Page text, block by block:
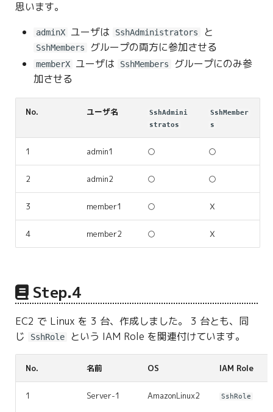
思います。
adminX ユーザは SshAdministrators と
SshMembers グループの両方に参加させる
memberX ユーザは SshMembers
グループにのみ参
加させる
No. ユーザ名
SshAdmini
stratos
SshMember
s
1 admin1 ○ ○
2 admin2 ○ ○
3 member1 ○ Ｘ
4 member2 ○ Ｘ
Step.4
EC2 で Linux を 3 台、作成しました。 3 台とも、同
じ
SshRole という IAM Role を関連付けています。
No. 名前 OS IAM Role
1 Server-1 AmazonLinux2 SshRole